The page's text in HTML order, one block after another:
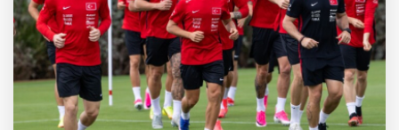
Özbekistan (Houston Stadı) L Grubu: 23.00 İngiltere -
Gana (Boston Stadı)